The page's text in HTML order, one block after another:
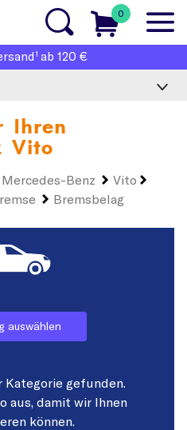
0
1 ab 120 €
Ihren
Vito
Mercedes-Benz
Vito
Bremsbelag
auswählen
Kategorie gefunden.
aus, damit wir Ihnen
können.